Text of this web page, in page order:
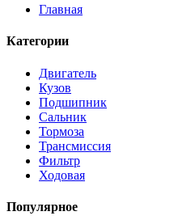
Главная
Категории
Двигатель
Кузов
Подшипник
Сальник
Тормоза
Трансмиссия
Фильтр
Ходовая
Популярное